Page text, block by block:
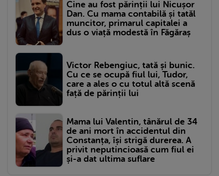
Cine au fost părinții lui Nicușor
Dan. Cu mama contabilă și tatăl
muncitor, primarul capitalei a
dus o viață modestă în Făgăraș
Victor Rebengiuc, tată și bunic.
Cu ce se ocupă fiul lui, Tudor,
care a ales o cu totul altă scenă
față de părinții lui
Mama lui Valentin, tânărul de 34
de ani mort în accidentul din
Constanța, își strigă durerea. A
privit neputincioasă cum fiul ei
și-a dat ultima suflare